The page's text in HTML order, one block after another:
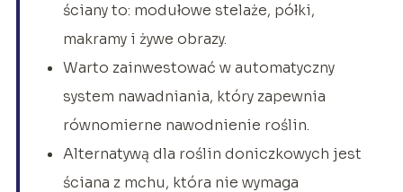
ściany to: modułowe stelaże, półki,
makramy i żywe obrazy.
Warto zainwestować w automatyczny
system nawadniania, który zapewnia
równomierne nawodnienie roślin.
Alternatywą dla roślin doniczkowych jest
ściana z mchu, która nie wymaga